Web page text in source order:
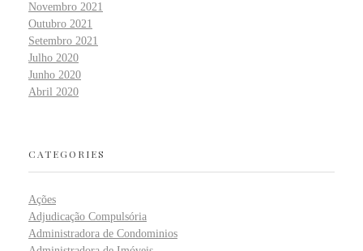
Novembro 2021
Outubro 2021
Setembro 2021
Julho 2020
Junho 2020
Abril 2020
CATEGORIES
Ações
Adjudicação Compulsória
Administradora de Condominios